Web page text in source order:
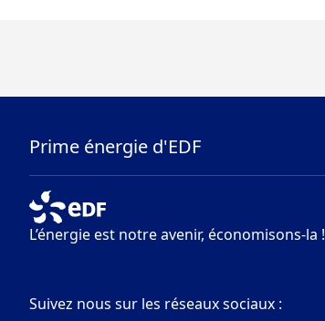
Prime énergie d'EDF
L’énergie est notre avenir, économisons-la !
Suivez nous sur les réseaux sociaux :